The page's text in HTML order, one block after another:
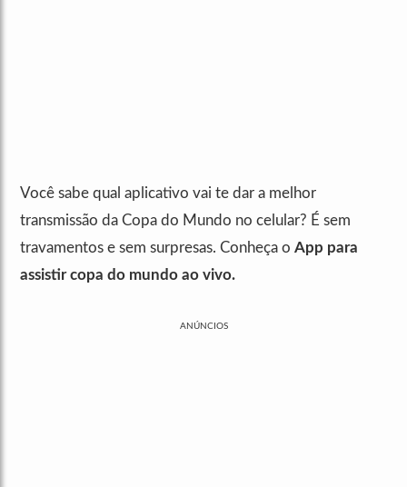
Você sabe qual aplicativo vai te dar a melhor
transmissão da Copa do Mundo no celular? É sem
travamentos e sem surpresas. Conheça o App para
assistir copa do mundo ao vivo.
ANÚNCIOS